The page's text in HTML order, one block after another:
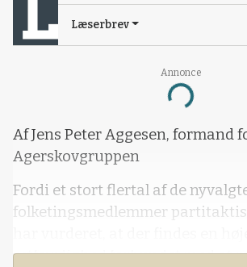
Annonce
Loading...
Læserbrev
Af Jens Peter Aggesen, formand
Agerskovgruppen
Fordi et stort flertal af de
folketingsmedlemmer
retfærdighed forbundet med at